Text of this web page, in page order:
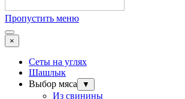
Пропустить меню
×
Сеты на углях
Шашлык
Выбор мяса
▼
Из свинины